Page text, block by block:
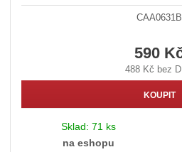
CAA0631B
590
488 Kč bez
KOUPIT
Sklad: 71 ks
na eshopu